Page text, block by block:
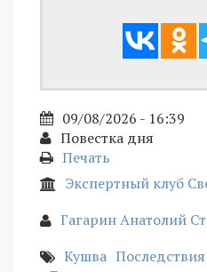
09/08/2026 - 16:39
Повестка дня
Печать
Экспертный клуб
Гагарин Анатолий
Кушва